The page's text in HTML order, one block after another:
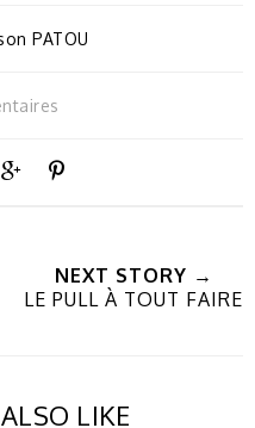
PATOU
NEXT STORY →
LE PULL À TOUT FAIRE
LIKE